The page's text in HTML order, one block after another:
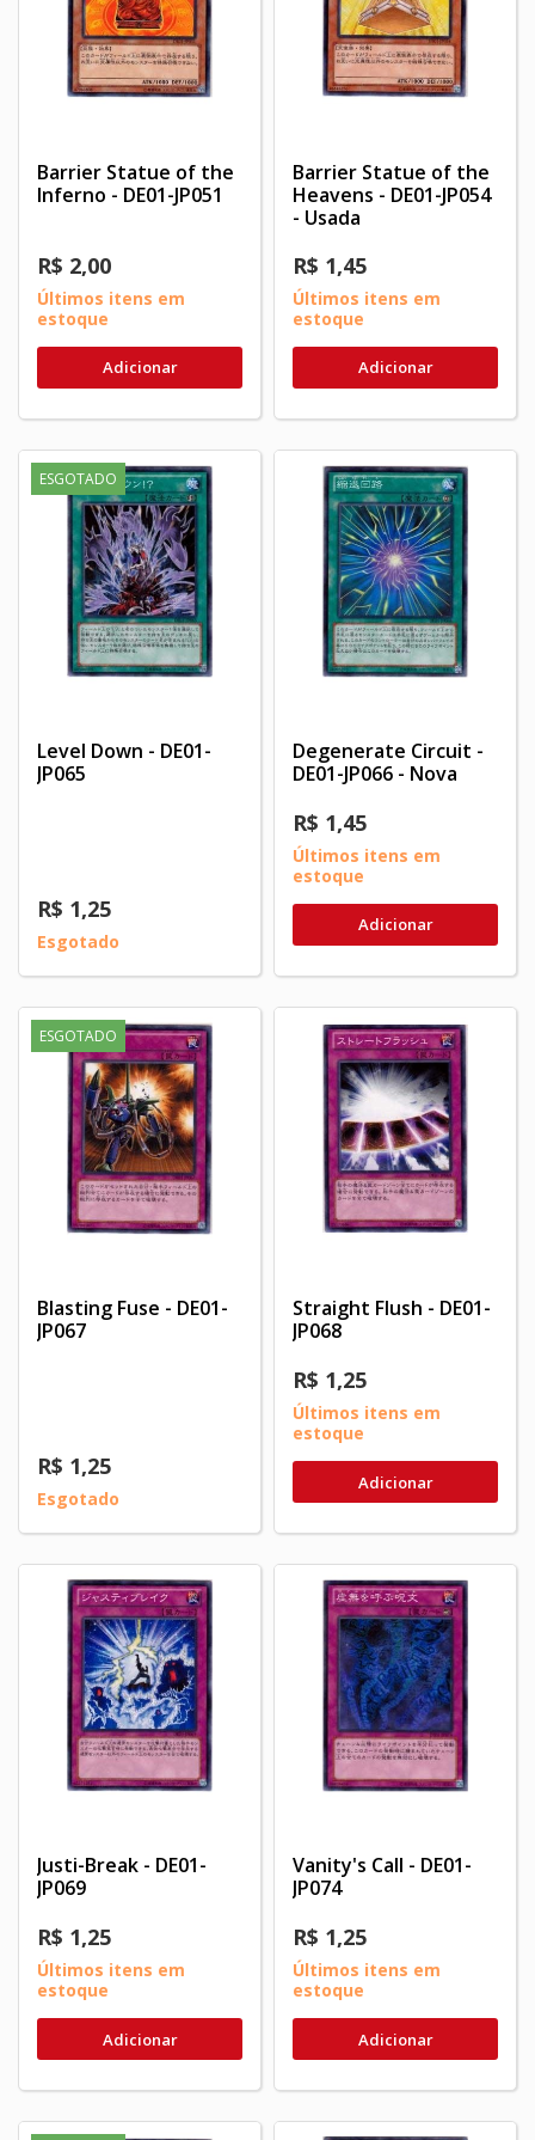
Barrier Statue of the
Inferno - DE01-JP051
R$ 2,00
Últimos itens em
estoque
Adicionar
Barrier Statue of the
Heavens - DE01-JP054
- Usada
R$ 1,45
Últimos itens em
estoque
Adicionar
ESGOTADO
Level Down - DE01-
JP065
R$ 1,25
Esgotado
Degenerate Circuit -
DE01-JP066 - Nova
R$ 1,45
Últimos itens em
estoque
Adicionar
ESGOTADO
Blasting Fuse - DE01-
JP067
R$ 1,25
Esgotado
Straight Flush - DE01-
JP068
R$ 1,25
Últimos itens em
estoque
Adicionar
Justi-Break - DE01-
JP069
R$ 1,25
Últimos itens em
estoque
Adicionar
Vanity's Call - DE01-
JP074
R$ 1,25
Últimos itens em
estoque
Adicionar